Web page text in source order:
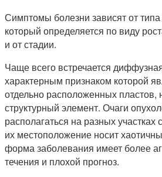
Симптомы болезни зависят от
который определяется по виду
и от стадии.
Чаще всего встречается
характерным признаком которой
отдельно расположенных
структурный элемент. Очаги
располагаться на разных участках
их местоположение носит
форма заболевания имеет более
течения и плохой прогноз.